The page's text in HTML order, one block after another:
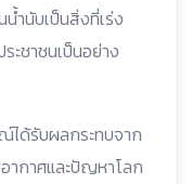
ำนับเป็นสิ่งที่เร่ง
ชาชนเป็นอย่าง
ได้รับผลกระทบจาก
ากาศและปัญหาโลก